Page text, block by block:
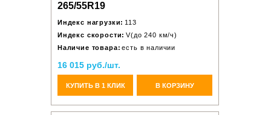
265/55R19
Индекс нагрузки: 113
Индекс скорости: V(до 240 км/ч)
Наличие товара: есть в наличии
16 015 руб./шт.
КУПИТЬ В 1 КЛИК В КОРЗИНУ